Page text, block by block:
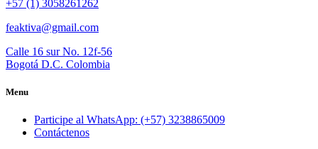
+57 (1) 3058261262
feaktiva@gmail.com
Calle 16 sur No. 12f-56
Bogotá D.C. Colombia
Menu
Participe al WhatsApp: (+57) 3238865009
Contáctenos